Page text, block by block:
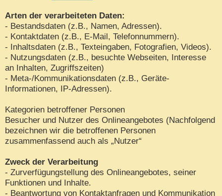
Arten der verarbeiteten Daten:
- Bestandsdaten (z.B., Namen, Adressen).
- Kontaktdaten (z.B., E-Mail, Telefonnummern).
- Inhaltsdaten (z.B., Texteingaben, Fotografien, Videos).
- Nutzungsdaten (z.B., besuchte Webseiten, Interesse
an Inhalten, Zugriffszeiten)
- Meta-/Kommunikationsdaten (z.B., Geräte-
Informationen, IP-Adressen).
Kategorien betroffener Personen
Besucher und Nutzer des Onlineangebotes (Nachfolgend
bezeichnen wir die betroffenen Personen
zusammenfassend auch als „Nutzer“
Zweck der Verarbeitung
- Zurverfügungstellung des Onlineangebotes, seiner
Funktionen und Inhalte.
- Beantwortung von Kontaktanfragen und Kommunikation